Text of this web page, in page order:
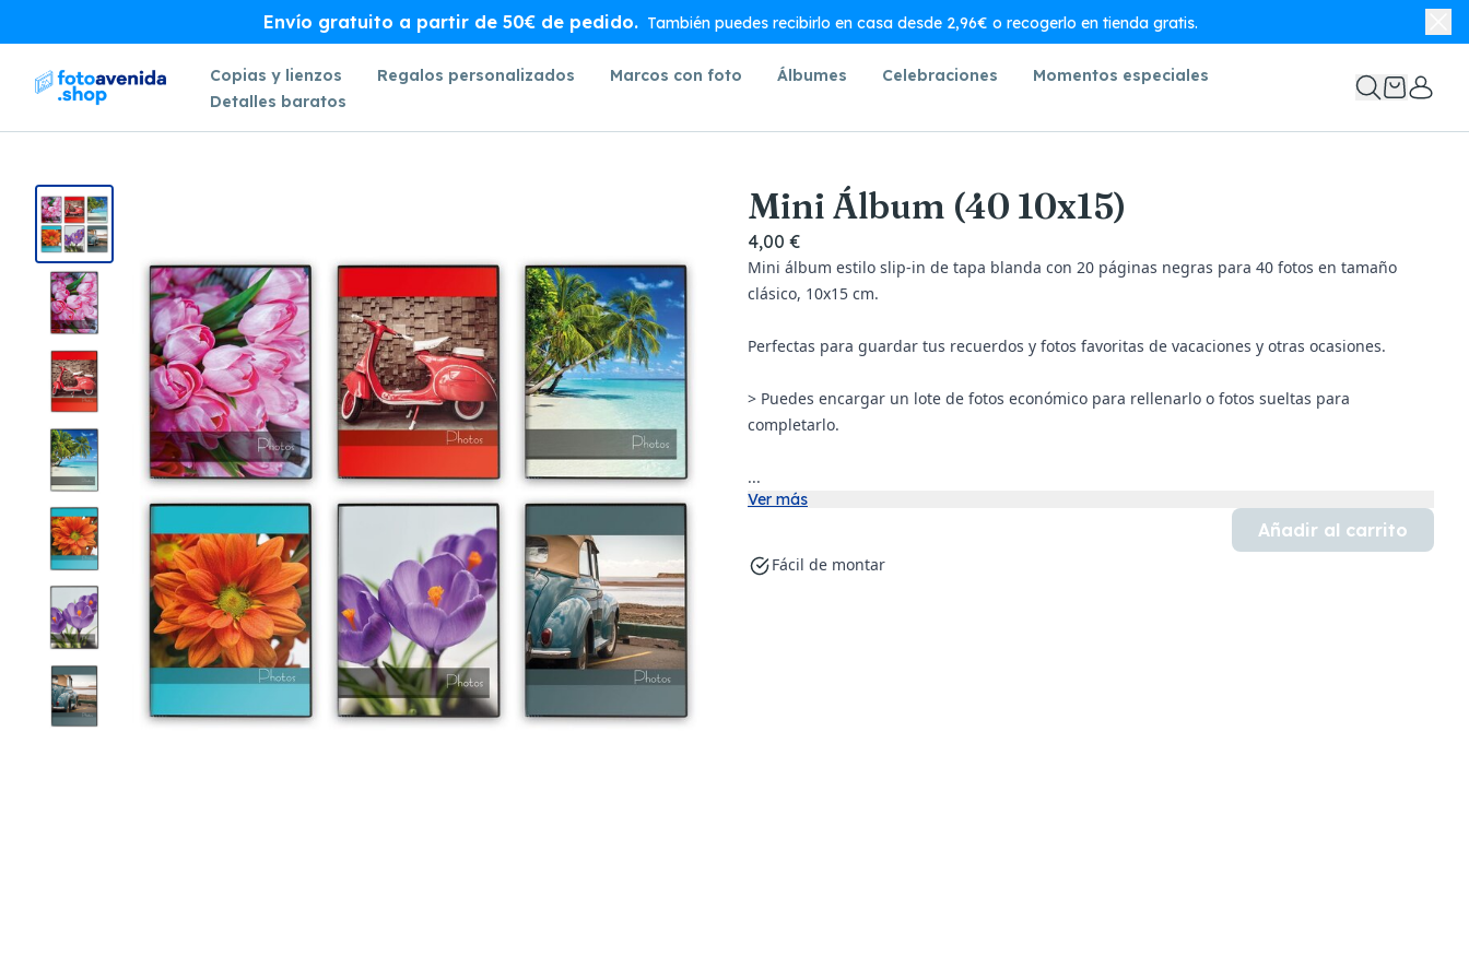
Envío gratuito a partir de 50€ de pedido. También puedes recibirlo en casa desde 2,96€ o recogerlo en tienda gratis.
Copias y lienzos Regalos personalizados Marcos con foto Álbumes Celebraciones
Momentos especiales
Detalles baratos
Mini Álbum (40 10x15)
4,00 €
Mini álbum estilo slip-in de tapa blanda con 20 páginas negras para 40 fotos en tamaño
clásico, 10x15 cm.
Perfectas para guardar tus recuerdos y fotos favoritas de vacaciones y otras ocasiones.
> Puedes encargar un lote de fotos económico para rellenarlo o fotos sueltas para
completarlo.
...
Ver más
Añadir al carrito
Fácil de montar